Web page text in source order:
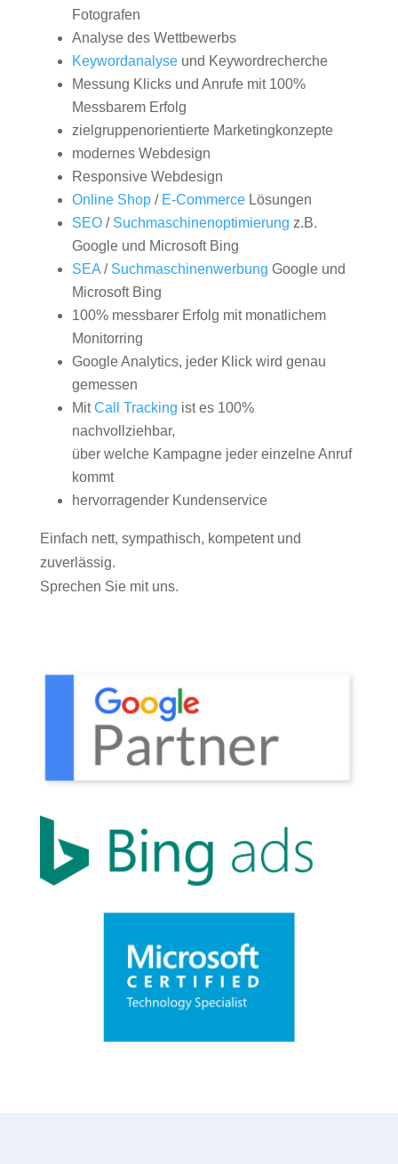
Fotografen
Analyse des Wettbewerbs
Keywordanalyseund Keywordrecherche
Messung Klicks und Anrufe mit 100%
Messbarem Erfolg
zielgruppenorientierte Marketingkonzepte
modernes Webdesign
Responsive Webdesign
Online Shop/ E-CommerceLösungen
SEO/ Suchmaschinenoptimierung z.B.
Google und Microsoft Bing
SEA/ Suchmaschinenwerbung Google und
Microsoft Bing
100% messbarer Erfolg mit monatlichem
Monitorring
Google Analytics, jeder Klick wird genau
gemessen
MitCall Tracking ist es 100%
nachvollziehbar,
über welche Kampagne jeder einzelne Anruf
kommt
hervorragender Kundenservice
Einfach nett, sympathisch, kompetent und
zuverlässig.
Sprechen Sie mit uns.